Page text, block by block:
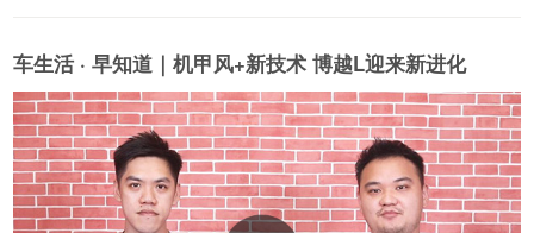
车生活 · 早知道｜机甲风+新技术 博越L迎来新进化